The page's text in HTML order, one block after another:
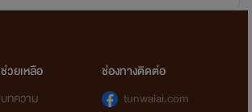
ช่วยเหลือ
บทความ
ช่องทางติดต่อ
tunwalai.com